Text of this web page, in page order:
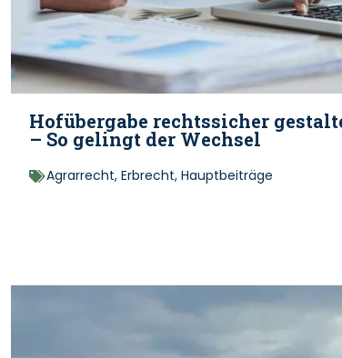
Hofübergabe rechtssicher
– So gelingt der Wechsel
Agrarrecht, Erbrecht, Hauptbeiträge